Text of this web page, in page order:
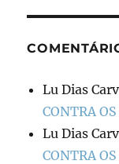
Lu Dias
CONTRA
Lu Dias
CONTRA